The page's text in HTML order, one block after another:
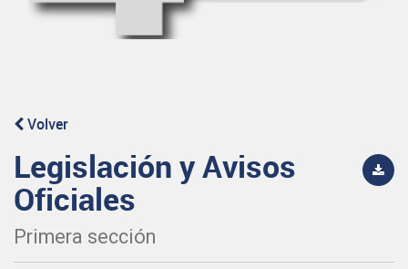
Volver
Legislación y Avisos
Oficiales
Primera sección